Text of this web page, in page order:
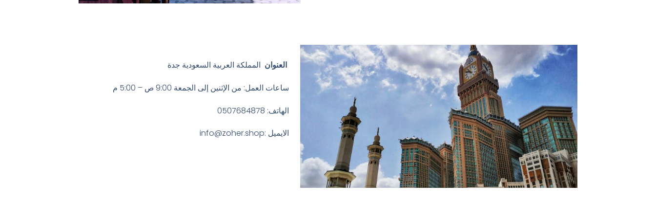
العنوان المملكة العربية السعودية جدة
ساعات العمل: من الإثنين إلى الجمعة 9:00 ص – 5:00 م
الهاتف: 0507684878
الايميل :info@zoher.shop